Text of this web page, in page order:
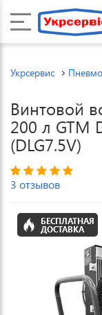
Укрсервис
Винтовой
200 л GTM
(DLG7.5V)
3 отзывов
БЕСПЛАТНАЯ
ДОСТАВКА